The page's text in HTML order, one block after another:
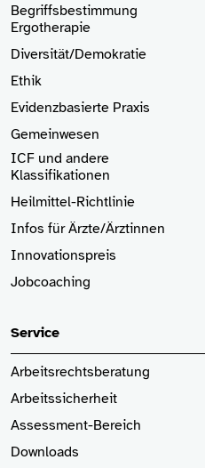
Begriffsbestimmung
Ergotherapie
Diversität/Demokratie
Ethik
Evidenzbasierte Praxis
Gemeinwesen
ICF und andere
Klassifikationen
Heilmittel-Richtlinie
Infos für Ärzte/Ärztinnen
Innovationspreis
Jobcoaching
Service
Arbeitsrechtsberatung
Arbeitssicherheit
Assessment-Bereich
Downloads